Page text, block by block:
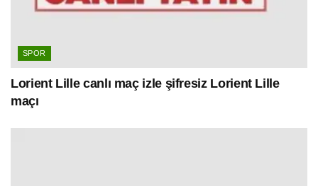
SPOR
Lorient Lille canlı maç izle şifresiz Lorient Lille
maçı